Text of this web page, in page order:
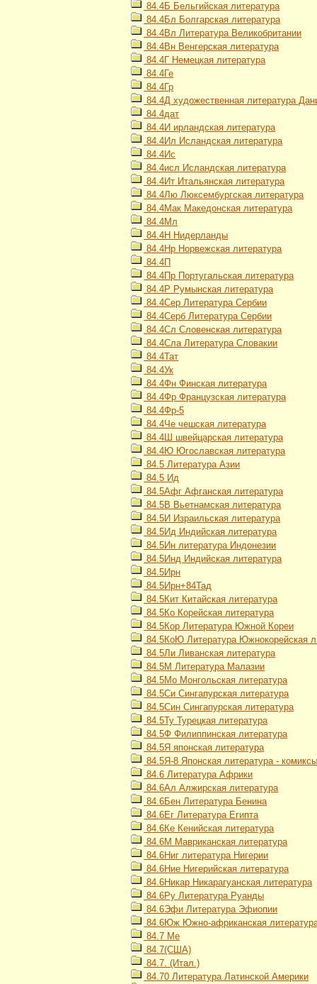
84.4Б Бельгийская литература
84.4Бл Болгарская литература
84.4Вл Литература Великобритании
84.4Вн Венгерская литература
84.4Г Немецкая литература
84.4Ге
84.4Гр
84.4Д художественная литература
84.4дат
84.4И ирландская литература
84.4Ил Исландская литература
84.4Ис
84.4исл Исландская литература
84.4Ит Итальянская литература
84.4Лю Люксембургская литература
84.4Мак Македонская литература
84.4Мл
84.4Н Нидерланды
84.4Нр Норвежская литература
84.4П
84.4Пр Португальская литература
84.4Р Румынская литература
84.4Сер Литература Сербии
84.4Серб Литература Сербии
84.4Сл Словенская литература
84.4Сла Литература Словакии
84.4Тат
84.4Ук
84.4Фн Финская литература
84.4Фр Французская литература
84.4Фр-5
84.4Че чешская литература
84.4Ш швейцарская литература
84.4Ю Югославская литература
84.5 Литература Азии
84.5 Ид
84.5Афг Афганская литература
84.5В Вьетнамская литература
84.5И Израильская литература
84.5Ид Индийская литература
84.5Ин литература Индонезии
84.5Инд Индийская литература
84.5Ирн
84.5Ирн+84Тад
84.5Кит Китайская литература
84.5Ко Корейская литература
84.5Кор Литература Южной Кореи
84.5КоЮ Литература Южнокорейская
84.5Ли Ливанская литература
84.5М Литература Малазии
84.5Мо Монгольская литература
84.5Си Сингапурская литература
84.5Син Сингапурская литература
84.5Ту Турецкая литература
84.5Ф Филиппинская литература
84.5Я японская литература
84.5Я-8 Японская литература -
84.6 Литература Африки
84.6Ал Алжирская литература
84.6Бен Литература Бенина
84.6Ег Литература Египта
84.6Ке Кенийская литература
84.6М Мавриканская литература
84.6Ниг литература Нигерии
84.6Ние Нигерийская литература
84.6Никар Никарагуанская литература
84.6Ру Литература Руанды
84.6Эфи Литература Эфиопии
84.6Юж Южно-африканская
84.7 Ме
84.7(США)
84.7. (Итал.)
84.70 Литература Латинской Америки